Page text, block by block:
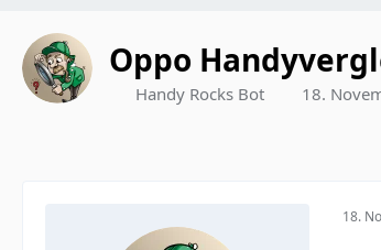
Oppo
Handy Rocks Bot 18.
18.